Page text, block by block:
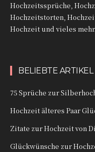
Hochzeitssprüche,
Hochzeitstorten,
Hochzeit und vieles
BELIEBTE ARTIKEL
75 Sprüche zur
Hochzeit älteres Paar
Zitate zur Hochzeit von
Glückwünsche zur